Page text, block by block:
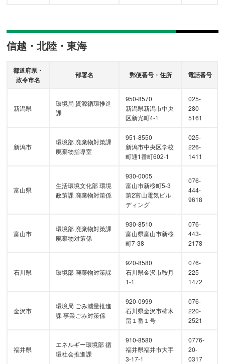
信越・北陸・東海
都道府県・
政令市名
部署名 郵便番号・住所 電話番号
新潟県
環境局 資源循環推進
課
950-8570
新潟県新潟市中央
区新光町4-1
025-
280-
5161
新潟市
環境部 廃棄物対策課
廃棄物指導室
951-8550
新潟市中央区学校
町通1番町602-1
025-
226-
1411
富山県
生活環境文化部 環境
政策課 廃棄物対策係
930-0005
富山市新桜町5-3
第2富山電気ビル
ディング
076-
444-
9618
富山市
環境部 廃棄物対策課
廃棄物対策係
930-8510
富山県富山市新桜
町7-38
076-
443-
2178
石川県 環境部 廃棄物対策課
920-8580
石川県金沢市鞍月
1-1
076-
225-
1472
金沢市
環境局 ごみ減量推進
課 事業ごみ対策係
920-0999
石川県金沢市柿木
畠１番１号
076-
220-
2521
福井県
エネルギー環境部 循
環社会推進課
910-8580
福井県福井市大手
3-17-1
0776-
20-
0317